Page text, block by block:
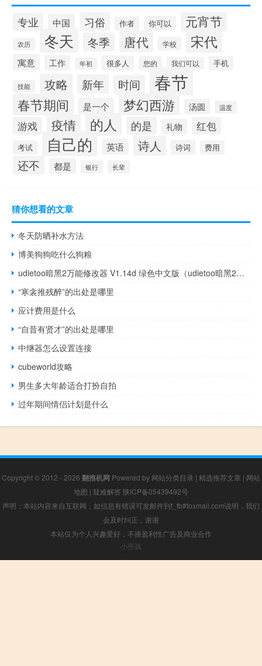
专业 中国 习俗 作者 你可以 元宵节
农历 冬天 冬季 唐代 学校 宋代
寓意 工作 年初 很多人 您的 我们可以 手机
技能 攻略 新年 时间 春节
春节期间 是一个 梦幻西游 汤圆 温度
游戏 疫情 的人 的是 礼物 红包
考试 自己的 英语 诗人 诗词 费用
还不 都是 银行 长辈
猜你想看的文章
冬天防晒补水方法
博美狗狗吃什么狗粮
udietoo暗黑2万能修改器 V1.14d 绿色中文版（udietoo暗黑2万能修改器 V1.14d 绿色中文版功能简介）
“寒衾推残醉”的出处是哪里
应计费用是什么
“自昔有贤才”的出处是哪里
中继器怎么设置连接
cubeworld攻略
男生多大年龄适合打扮自拍
过年期间情侣计划是什么
Copyright © 2012 - 2026 翻推机网 Powered by 网站分类目录 | 精选推荐文章 | 网站
地图 | 疑难解答 陕ICP备05439492号
声明：本站内容来自互联网，如信息有错误可发邮件到f_fb#foxmail.com说明，我们
会及时纠正，谢谢
本站仅为个人兴趣爱好，不接盈利性广告及商业合作
小男孩